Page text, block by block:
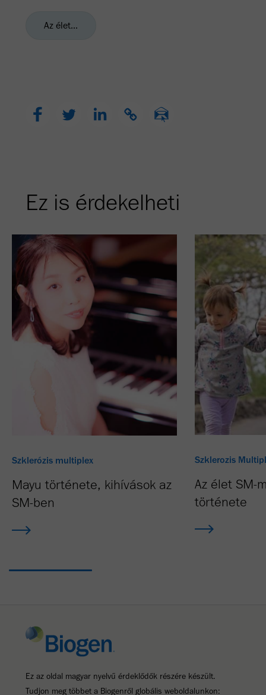
Az élet...
Ez is érdekelheti
Szklerózis multiplex
Mayu története, kihívások az
SM-ben
Szklerozis
Az élet SM-
története
Ez az oldal magyar nyelvű érdeklődők részére készült.
Tudjon meg többet a Biogenről globális weboldalunkon: